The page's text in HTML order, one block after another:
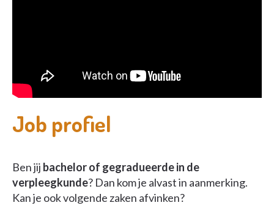
Job profiel
Ben jij bachelor of gegradueerde in de
verpleegkunde? Dan kom je alvast in aanmerking.
Kan je ook volgende zaken afvinken?